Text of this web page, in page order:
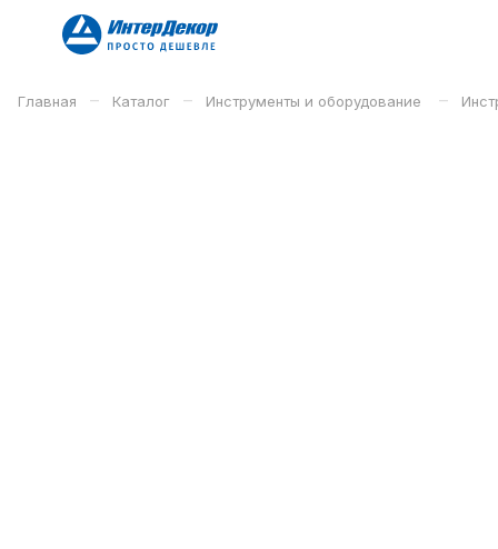
Главная – Каталог – Инструменты и оборудование –